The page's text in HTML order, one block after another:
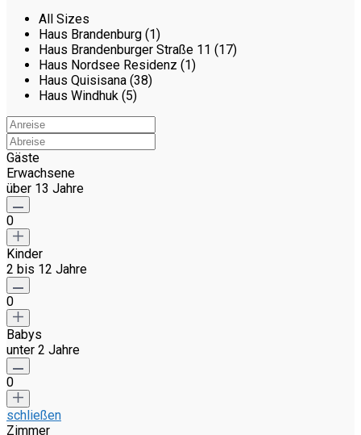
All Sizes
Haus Brandenburg (1)
Haus Brandenburger Straße 11 (17)
Haus Nordsee Residenz (1)
Haus Quisisana (38)
Haus Windhuk (5)
Gäste
Erwachsene
über 13 Jahre
0
Kinder
2 bis 12 Jahre
0
Babys
unter 2 Jahre
0
schließen
Zimmer